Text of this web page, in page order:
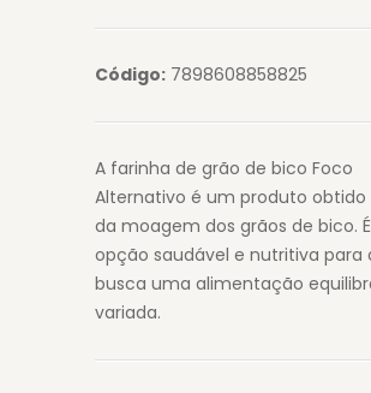
Código: 7898608858825
A farinha de grão de bico Foco
Alternativo é um produto obtido
da moagem dos grãos de bico.
opção saudável e nutritiva para
busca uma alimentação
variada.